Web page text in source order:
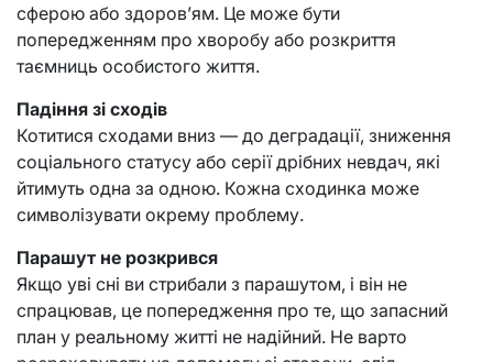
сферою або здоров’ям. Це може бути
попередженням про хворобу або розкриття
таємниць особистого життя.
Падіння зі сходів
Котитися сходами вниз — до деградації, зниження
соціального статусу або серії дрібних невдач, які
йтимуть одна за одною. Кожна сходинка може
символізувати окрему проблему.
Парашут не розкрився
Якщо уві сні ви стрибали з парашутом, і він не
спрацював, це попередження про те, що запасний
план у реальному житті не надійний. Не варто